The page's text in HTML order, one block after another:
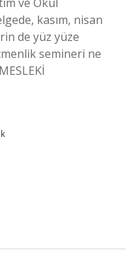
kasım, nisan
de yüz yüze
semineri ne